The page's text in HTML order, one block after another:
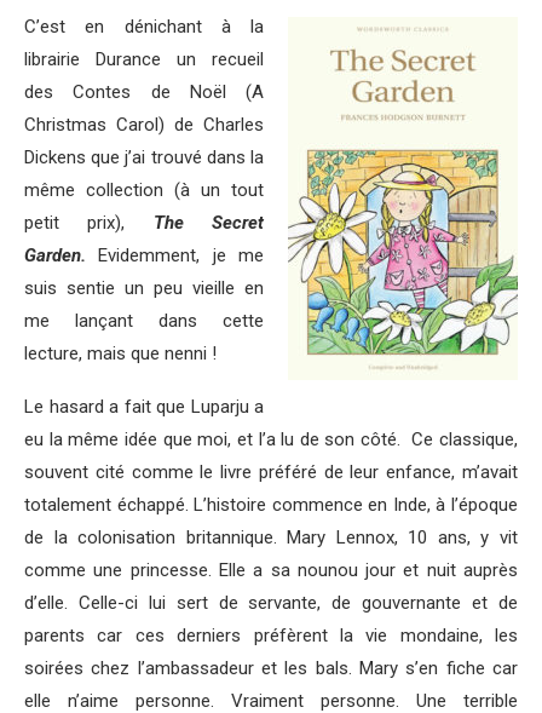
C’est en dénichant à la
librairie Durance un recueil
des Contes de Noël (A
Christmas Carol) de Charles
Dickens que j’ai trouvé dans la
même collection (à un tout
petit prix), The Secret
Garden. Evidemment, je me
suis sentie un peu vieille en
me lançant dans cette
lecture, mais que nenni !
Le hasard a fait que Luparju a
eu la même idée que moi, et l’a lu de son côté. Ce classique,
souvent cité comme le livre préféré de leur enfance, m’avait
totalement échappé. L’histoire commence en Inde, à l’époque
de la colonisation britannique. Mary Lennox, 10 ans, y vit
comme une princesse. Elle a sa nounou jour et nuit auprès
d’elle. Celle-ci lui sert de servante, de gouvernante et de
parents car ces derniers préfèrent la vie mondaine, les
soirées chez l’ambassadeur et les bals. Mary s’en fiche car
elle n’aime personne. Vraiment personne. Une terrible